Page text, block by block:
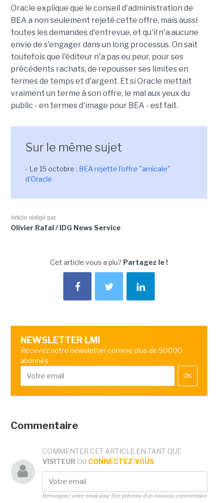
Oracle explique que le conseil d'administration de
BEA a non seulement rejeté cette offre, mais aussi
toutes les demandes d'entrevue, et qu'il n'a aucune
envie de s'engager dans un long processus. On sait
toutefois que l'éditeur n'a pas eu peur, pour ses
précédents rachats, de repousser ses limites en
termes de temps et d'argent. Et si Oracle mettait
vraiment un terme à son offre, le mal aux yeux du
public - en termes d'image pour BEA - est fait.
Sur le même sujet
- Le 15 octobre : BEA rejette l'offre "amicale"
d'Oracle
Article rédigé par
Olivier Rafal / IDG News Service
Cet article vous a plu? Partagez le !
NEWSLETTER LMI
Recevez notre newsletter comme plus de 50000
abonnés
OK
Commentaire
COMMENTER CET ARTICLE EN TANT QUE
VISITEUR OU CONNECTEZ-VOUS
Renseignez votre email pour être prévenu d'un nouveau commentaire